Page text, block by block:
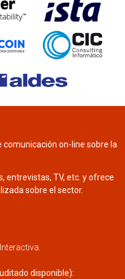
comunicación on-line sobre la
entrevistas, TV, etc. y ofrece
sobre el sector.
disponible):